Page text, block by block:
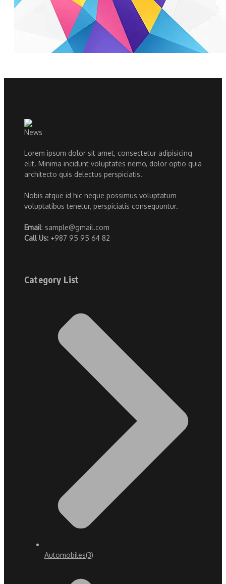
Lorem ipsum dolor sit amet, consectetur adipisicing
elit. Minima incidunt voluptates nemo, dolor optio quia
architecto quis delectus perspiciatis.
Nobis atque id hic neque possimus voluptatum
voluptatibus tenetur, perspiciatis consequuntur.
Email: sample@gmail.com
Call Us: +987 95 95 64 82
Category List
Automobiles(3)